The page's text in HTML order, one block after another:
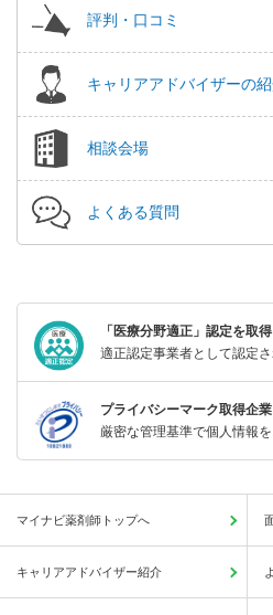
評判・口コミ
キャリアアドバイザーの
相談会場
よくある質問
「医療分野適正」認定を取得
適正認定事業者として認定さ
プライバシーマーク取得企業
厳密な管理基準で個人情報を
マイナビ薬剤師トップへ
キャリアアドバイザー紹介